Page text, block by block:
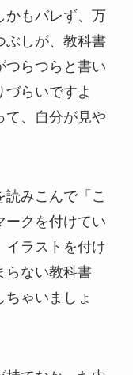
かもバレず、万
ぶしが、教科書
つらつらと書い
らいですよ
て、自分が見や
みこんで「こ
ークを付けてい
イラストを付け
らない教科書
ゃいましょ